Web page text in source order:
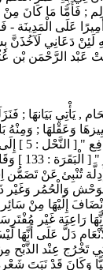
; فَأَمَّا مَا
عَلَى
لَئِنْ دَعَانِي
بَيَانهَا ; فَنَزَلَتْ
وَعَقْلهَا ;
حَمُولَة
الْمَعْز ; فَهَذِهِ ثَلَاثَة
وَالْحُمُر
إِلَيْهَا مِنْ
رَاعِيَة غَيْر
" [ النَّحْل : 8 ] فَلَمَّا
تَخْرُج عِنْد
حَيًّا وَكَانَ قَدْ